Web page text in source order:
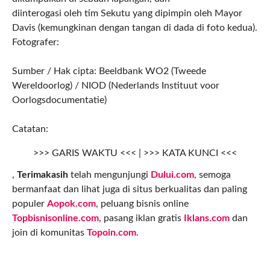
diinterogasi oleh tim Sekutu yang dipimpin oleh Mayor
Davis (kemungkinan dengan tangan di dada di foto kedua).
Fotografer:
Sumber / Hak cipta: Beeldbank WO2 (Tweede
Wereldoorlog) / NIOD (Nederlands Instituut voor
Oorlogsdocumentatie)
Catatan:
>>> GARIS WAKTU <<< | >>> KATA KUNCI <<<
, Terimakasihtelah mengunjungi Dului.com, semoga
bermanfaat dan lihat juga di situs berkualitas dan paling
populer Aopok.com, peluang bisnis online
Topbisnisonline.com, pasang iklan gratis Iklans.comdan
join di komunitas Topoin.com.